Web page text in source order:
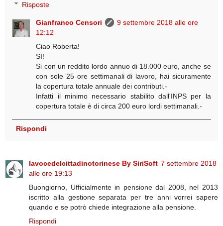
Risposte
Gianfranco Censori
9 settembre 2018 alle ore
12:12
Ciao Roberta!
SI!
Si con un reddito lordo annuo di 18.000 euro, anche se
con sole 25 ore settimanali di lavoro, hai sicuramente
la copertura totale annuale dei contributi.-
Infatti il minimo necessario stabilito dall'INPS per la
copertura totale è di circa 200 euro lordi settimanali.-
Rispondi
lavocedelcittadinotorinese By SiriSoft 7 settembre 2018
alle ore 19:13
Buongiorno, Ufficialmente in pensione dal 2008, nel 2013
iscritto alla gestione separata per tre anni vorrei sapere
quando e se potrò chiede integrazione alla pensione.
Rispondi